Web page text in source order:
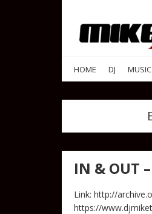
HOME DJ MUSIC
IN & OUT
Link: http://
https://